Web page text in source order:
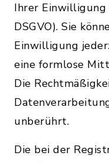
Ihrer Einwilligung
DSGVO). Sie
Einwilligung
eine formlose
Die
unberührt.
Die bei der